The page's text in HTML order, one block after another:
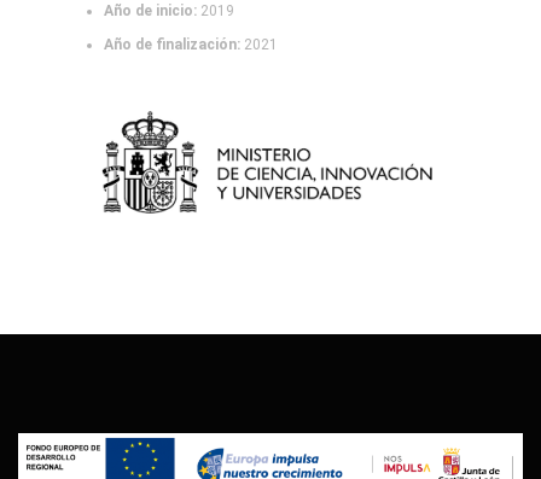
Año de inicio: 2019
Año de finalización: 2021